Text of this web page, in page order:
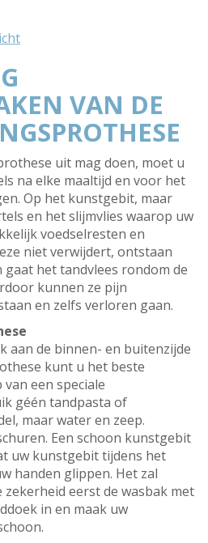
VAN DE
uit mag doen, moet u
na elke maaltijd en voor het
Op het kunstgebit, maar
en het slijmvlies waarop uw
voedselresten en
niet verwijdert, ontstaan
het tandvlees rondom de
kunnen ze pijn
en zelfs verloren gaan.
aan de binnen- en buitenzijde
kunt u het beste
een speciale
géén tandpasta of
maar water en zeep.
Een schoon kunstgebit
uw kunstgebit tijdens het
handen glippen. Het zal
eerst de wasbak met
in en maak uw